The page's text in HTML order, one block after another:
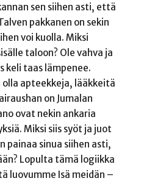
sen siihen asti, että
pakkanen on sekin
voi kuolla. Miksi
taloon? Ole vahva ja
keli taas lämpenee.
olla apteekkeja, lääkkeitä
on Jumalan
ovat nekin ankaria
Miksi siis syöt ja juot
painaa sinua siihen asti,
Lopulta tämä logiikka
luovumme Isä meidän –